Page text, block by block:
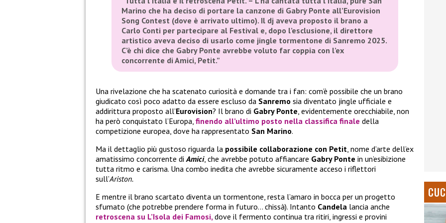
Marino che ha deciso di portare la canzone di Gabry Ponte all’Eurovision
Song Contest (dove è arrivato ultimo). Il dj aveva proposto il brano a
Carlo Conti per partecipare al Festival e, dopo l’esclusione, il direttore
artistico aveva deciso di usarlo come jingle tormentone di Sanremo 2025.
C’è chi dice che Gabry Ponte avrebbe voluto far coppia con l’ex
concorrente di Amici, Petit.”
Una rivelazione che ha scatenato curiosità e domande tra i fan: com’è possibile che un brano
giudicato così poco adatto da essere escluso da Sanremo sia diventato jingle ufficiale e
addirittura proposto all’Eurovision? Il brano di Gabry Ponte, evidentemente orecchiabile, non
ha però conquistato l’Europa, finendo all’ultimo posto nella classifica finale della
competizione europea, dove ha rappresentato San Marino.
Ma il dettaglio più gustoso riguarda la possibile collaborazione con Petit, nome d’arte dell’ex
amatissimo concorrente diAmici, che avrebbe potuto affiancare Gabry Ponte in un’esibizione
tutta ritmo e carisma. Una combo inedita che avrebbe sicuramente acceso i riflettori
sull’Ariston.
E mentre il brano scartato diventa un tormentone, resta l’amaro in bocca per un progetto
sfumato (che potrebbe prendere forma in futuro… chissà). Intanto Candela lancia anche
retroscena su L’Isola dei Famosi,dove il fermento continua tra ritiri, ingressi e provini